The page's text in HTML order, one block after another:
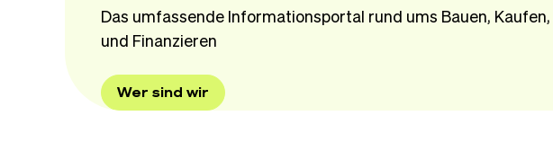
Das umfassende Informationsportal rund ums Bauen,
und Finanzieren
Wer sind wir